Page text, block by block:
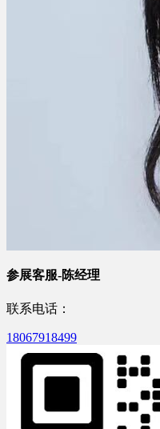
参展客服-陈经理
联系电话：
18067918499